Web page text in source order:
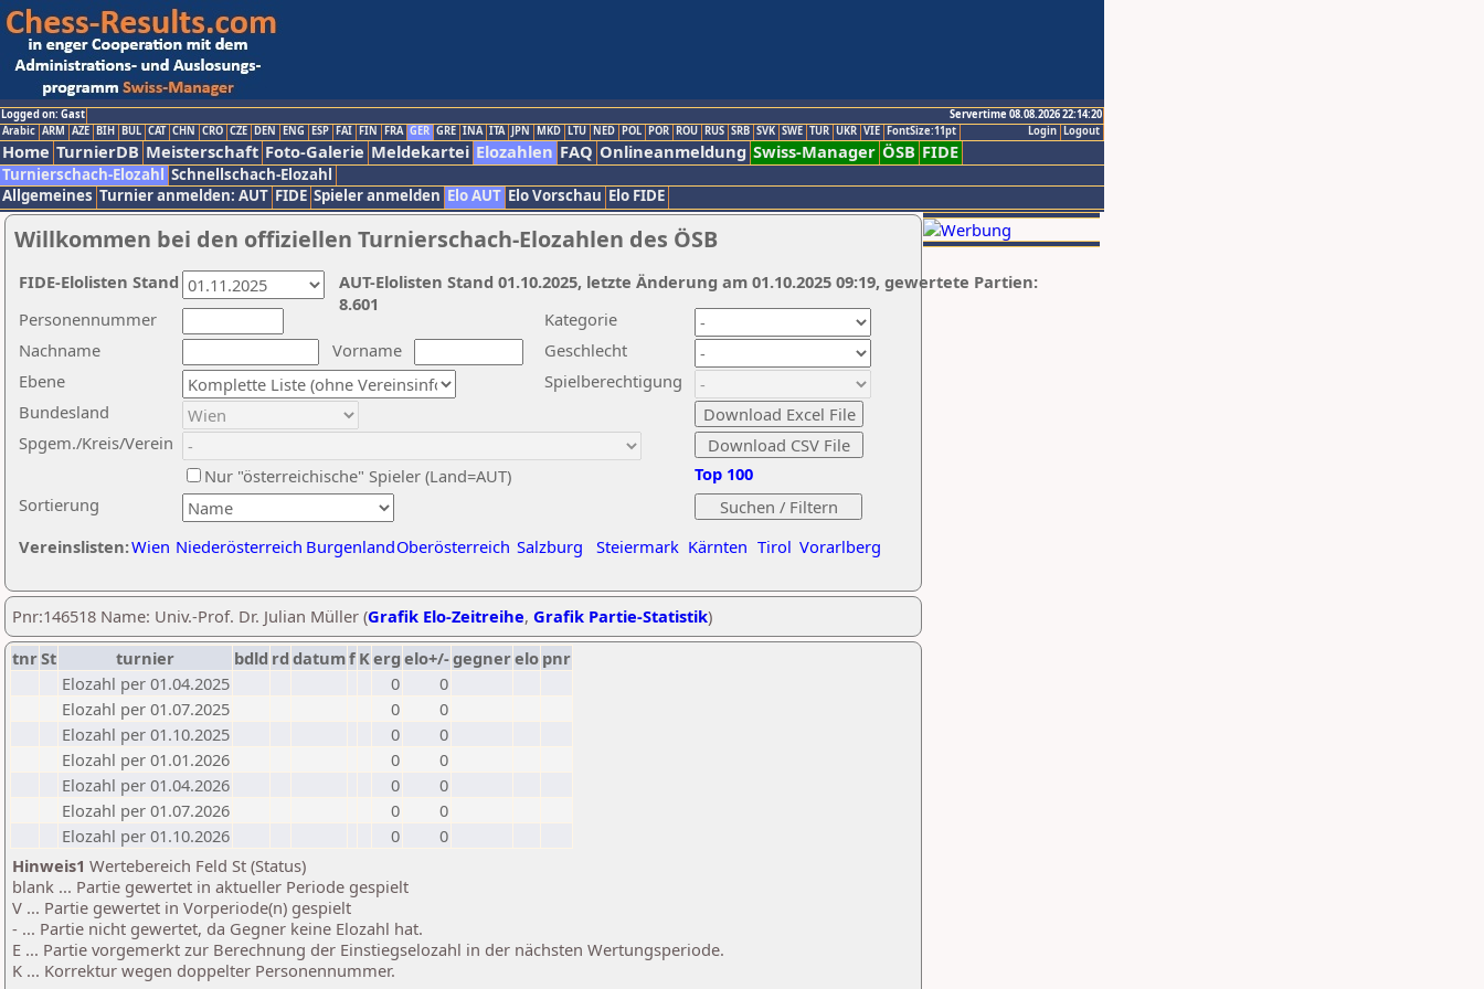
Logged on: Gast
Servertime 08.08.2026 22:14:20
Logout
Login
Arabic ARM AZE BIH BUL CAT CHN CRO CZE DEN ENG ESP FAI FIN FRA GER GRE INA ITA JPN MKD LTU NED POL POR ROU RUS SRB SVK SWE TUR UKR VIE FontSize:11pt
Home TurnierDB Meisterschaft Foto-Galerie Meldekartei Elozahlen FAQ Onlineanmeldung Swiss-Manager ÖSB FIDE
Turnierschach-Elozahl Schnellschach-Elozahl
Allgemeines Turnier anmelden: AUT FIDE Spieler anmelden Elo AUT Elo Vorschau Elo FIDE
Willkommen bei den offiziellen Turnierschach-Elozahlen des ÖSB
Nachname
Vorname
Ebene
Kategorie
Sortierung
Personennummer
Bundesland
Spgem./Kreis/Verein
Geschlecht
Nur "österreichische" Spieler (Land=AUT)
Spielberechtigung
Vereinslisten:Wien Niederösterreich BurgenlandOberösterreich Salzburg Steiermark Kärnten Tirol Vorarlberg
Top 100
AUT-Elolisten Stand 01.10.2025, letzte Änderung am 01.10.2025 09:19, gewertete Partien:
8.601
FIDE-Elolisten Stand
Pnr:146518 Name: Univ.-Prof. Dr. Julian Müller (Grafik Elo-Zeitreihe, Grafik Partie-Statistik)
tnrSt turnier bdld rd datumf Kerg elo+/-gegnerelo pnr
Elozahl per 01.04.2025
0
0
Elozahl per 01.07.2025
0
0
Elozahl per 01.10.2025
0
0
Elozahl per 01.01.2026
0
0
Elozahl per 01.04.2026
0
0
Elozahl per 01.07.2026
0
0
Elozahl per 01.10.2026
0
0
Hinweis1 Wertebereich Feld St (Status)
blank ... Partie gewertet in aktueller Periode gespielt
V ... Partie gewertet in Vorperiode(n) gespielt
- ... Partie nicht gewertet, da Gegner keine Elozahl hat.
E ... Partie vorgemerkt zur Berechnung der Einstiegselozahl in der nächsten Wertungsperiode.
K ... Korrektur wegen doppelter Personennummer.